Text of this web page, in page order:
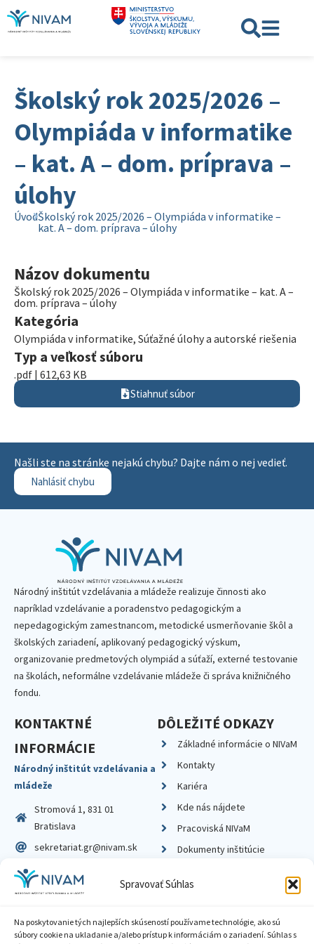
Spravovať Súhlas
Na poskytovanie tých najlepších skúseností používame technológie, ako sú
súbory cookie na ukladanie a/alebo prístup k informáciám o zariadení. Súhlas s
Školský rok 2025/2026 –
Olympiáda v informatike
– kat. A – dom. príprava –
úlohy
ÚvodŠkolský rok 2025/2026 – Olympiáda v informatike –
kat. A – dom. príprava – úlohy
Názov dokumentu
Školský rok 2025/2026 – Olympiáda v informatike – kat. A –
dom. príprava – úlohy
Kategória
Olympiáda v informatike, Súťažné úlohy a autorské riešenia
Typ a veľkosť súboru
.pdf | 612,63 KB
Stiahnuť súbor
Našli ste na stránke nejakú chybu? Dajte nám o nej vedieť.
Nahlásiť chybu
Národný inštitút vzdelávania a mládeže realizuje činnosti ako
napríklad vzdelávanie a poradenstvo pedagogickým a
nepedagogickým zamestnancom, metodické usmerňovanie škôl a
školských zariadení, aplikovaný pedagogický výskum,
organizovanie predmetových olympiád a súťaží, externé testovanie
na školách, neformálne vzdelávanie mládeže či správa knižničného
fondu.
KONTAKTNÉ
INFORMÁCIE
Národný inštitút vzdelávania a
mládeže
Stromová 1, 831 01
Bratislava
sekretariat.gr@nivam.sk
IČO: 00164348
DIČ: 2020798714
DÔLEŽITÉ ODKAZY
Základné informácie o NIVaM
Kontakty
Kariéra
Kde nás nájdete
Pracoviská NIVaM
Dokumenty inštitúcie